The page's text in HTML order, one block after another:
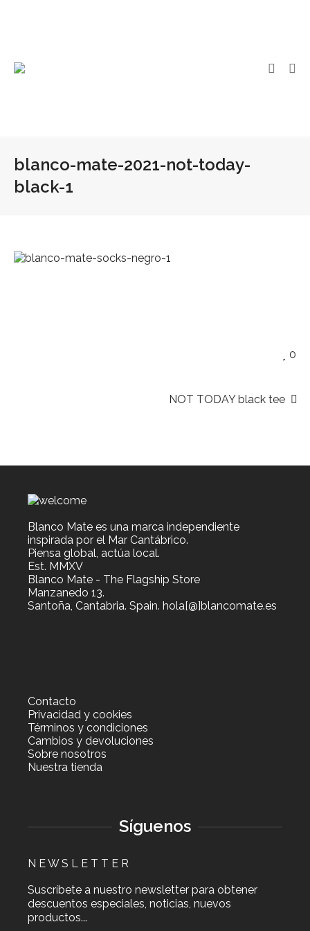
blanco-mate-2021-not-today-
black-1
0
NOT TODAY black tee
Blanco Mate es una marca independiente
inspirada por el Mar Cantábrico.
Piensa global, actúa local.
Est. MMXV
Blanco Mate - The Flagship Store
Manzanedo 13.
Santoña, Cantabria. Spain. hola[@]blancomate.es
Contacto
Privacidad y cookies
Términos y condiciones
Cambios y devoluciones
Sobre nosotros
Nuestra tienda
Síguenos
N E W S L E T T E R
Suscríbete a nuestro newsletter para obtener
descuentos especiales, noticias, nuevos
productos...